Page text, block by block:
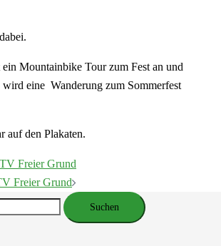
Mountainbike Tour zum Fest an und
eine Wanderung zum Sommerfest
auf den Plakaten.
Freier Grund
Freier Grund